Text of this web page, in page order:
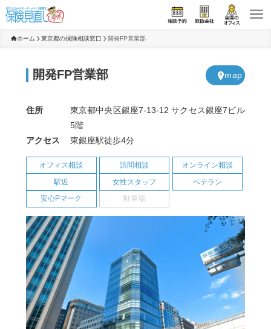
ホーム 東京都の保険相談窓口 開発FP営業部
開発FP営業部 map
住所
東京都中央区銀座7-13-12 サクセス銀座7ビル
5階
アクセス
東銀座駅徒歩4分
オフィス相談 訪問相談
オンライン相談
駅近
女性スタッフ
ベテラン
安心Pマーク
駐車場